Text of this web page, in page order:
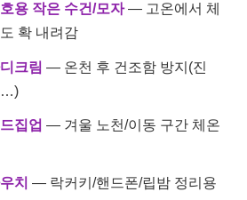
용 작은 수건/모자— 고온에서 체
확 내려감
크림 — 온천 후 건조함 방지(진
…)
집업 — 겨울 노천/이동 구간 체온
치 — 락커키/핸드폰/립밤 정리용